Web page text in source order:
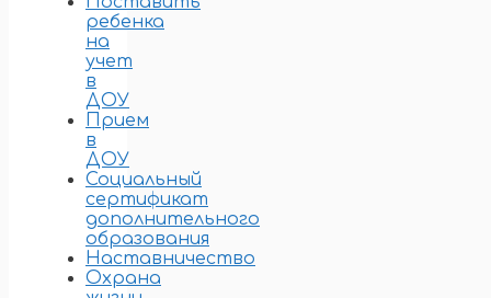
ребенка
на
учет
в
ДОУ
Прием
в
ДОУ
Социальный
сертификат
дополнительного
образования
Наставничество
Охрана